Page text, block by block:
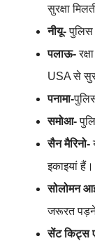
सुरक्षा
नीयू-पुलिस
पलाऊ-
USA से
पनामा-
समोआ-
सैन मैरिनो-
इकाइयां
सोलोमन
जरूरत पड़ने
सेंट किट्स